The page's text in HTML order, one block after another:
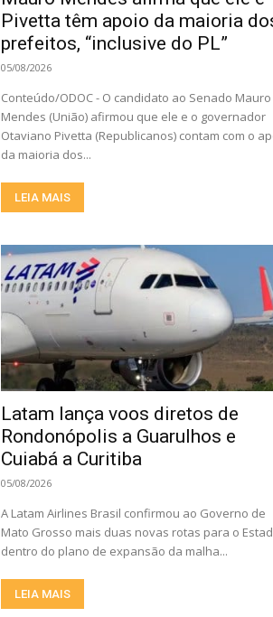
Pivetta têm apoio da maioria
prefeitos, “inclusive do PL”
05/08/2026
Conteúdo/ODOC - O candidato ao Senado Mauro
Mendes (União) afirmou que ele e o governador
Otaviano Pivetta (Republicanos) contam com o
da maioria dos...
LEIA MAIS
Latam lança voos diretos de
Rondonópolis a Guarulhos e
Cuiabá a Curitiba
05/08/2026
A Latam Airlines Brasil confirmou ao Governo de
Mato Grosso mais duas novas rotas para o
dentro do plano de expansão da malha...
LEIA MAIS